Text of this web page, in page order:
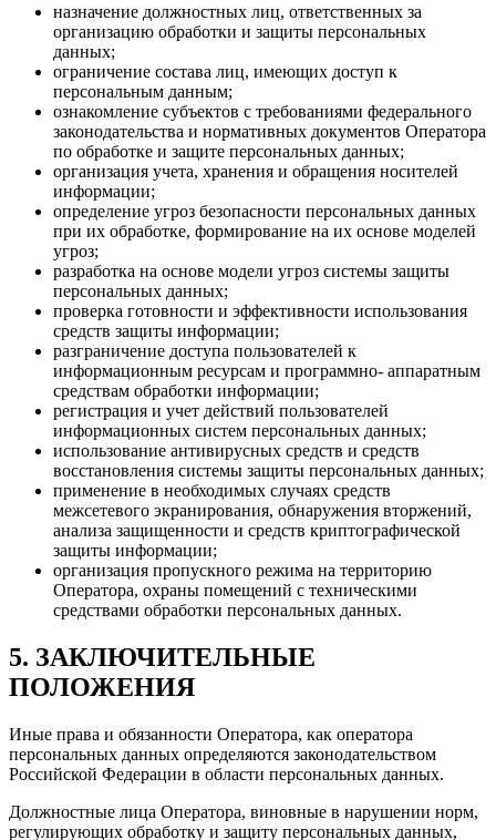
назначение должностных лиц, ответственных за
организацию обработки и защиты персональных
данных;
ограничение состава лиц, имеющих доступ к
персональным данным;
ознакомление субъектов с требованиями федерального
законодательства и нормативных документов Оператора
по обработке и защите персональных данных;
организация учета, хранения и обращения носителей
информации;
определение угроз безопасности персональных данных
при их обработке, формирование на их основе моделей
угроз;
разработка на основе модели угроз системы защиты
персональных данных;
проверка готовности и эффективности использования
средств защиты информации;
разграничение доступа пользователей к
информационным ресурсам и программно- аппаратным
средствам обработки информации;
регистрация и учет действий пользователей
информационных систем персональных данных;
использование антивирусных средств и средств
восстановления системы защиты персональных данных;
применение в необходимых случаях средств
межсетевого экранирования, обнаружения вторжений,
анализа защищенности и средств криптографической
защиты информации;
организация пропускного режима на территорию
Оператора, охраны помещений с техническими
средствами обработки персональных данных.
5. ЗАКЛЮЧИТЕЛЬНЫЕ
ПОЛОЖЕНИЯ
Иные права и обязанности Оператора, как оператора
персональных данных определяются законодательством
Российской Федерации в области персональных данных.
Должностные лица Оператора, виновные в нарушении норм,
регулирующих обработку и защиту персональных данных,